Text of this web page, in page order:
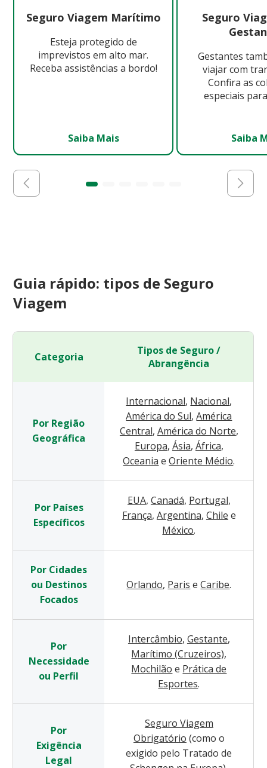
Seguro Viagem Marítimo
Esteja protegido de
imprevistos em alto mar.
Receba assistências a bordo!
Saiba Mais
Seguro
Gestantes
viajar com
Confira as
especiais
Saiba
Guia rápido: tipos de Seguro
Viagem
Categoria
Tipos de Seguro /
Abrangência
Por Região
Geográfica
Internacional, Nacional,
América do Sul, América
Central, América do Norte,
Europa, Ásia, África,
Oceania e Oriente Médio.
Por Países
Específicos
EUA, Canadá, Portugal,
França, Argentina, Chile e
México.
Por Cidades
ou Destinos
Focados
Orlando, Paris e Caribe.
Por
Necessidade
ou Perfil
Intercâmbio, Gestante,
Marítimo (Cruzeiros),
Mochilão e Prática de
Esportes.
Por
Exigência
Legal
Seguro Viagem
Obrigatório (como o
exigido pelo Tratado de